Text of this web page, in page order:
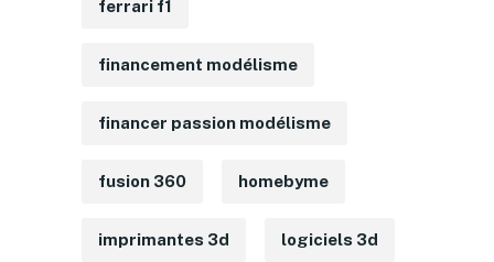
ferrari f1
financement modélisme
financer passion modélisme
fusion 360 homebyme
imprimantes 3d logiciels 3d